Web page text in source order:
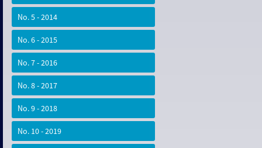
No. 5 - 2014
No. 6 - 2015
No. 7 - 2016
No. 8 - 2017
No. 9 - 2018
No. 10 - 2019